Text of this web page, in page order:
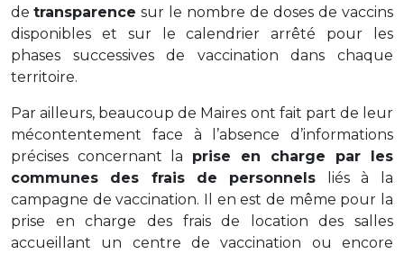
de transparence sur le nombre de doses de vaccins
disponibles et sur le calendrier arrêté pour les
phases successives de vaccination dans chaque
territoire.
Par ailleurs, beaucoup de Maires ont fait part de leur
mécontentement face à l’absence d’informations
précises concernant la prise en charge par les
communes des frais de personnels liés à la
campagne de vaccination. Il en est de même pour la
prise en charge des frais de location des salles
accueillant un centre de vaccination ou encore